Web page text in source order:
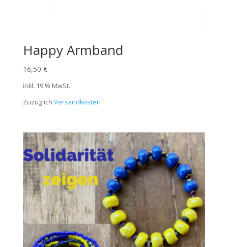
Happy Armband
16,50 €
inkl. 19 % MwSt.
Zuzüglich Versandkosten